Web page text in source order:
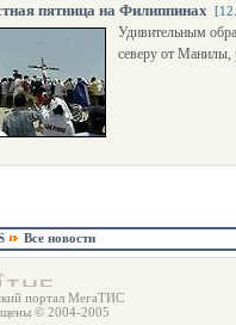
пятница на Филиппинах
Удивительным
северу от Манилы,
Все новости
портал МегаТИС
© 2004-2005